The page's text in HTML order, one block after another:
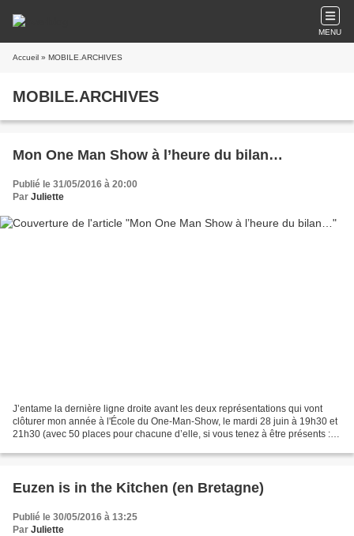
MENU
Accueil » MOBILE.ARCHIVES
MOBILE.ARCHIVES
Mon One Man Show à l’heure du bilan…
Publié le 31/05/2016 à 20:00
Par Juliette
J’entame la dernière ligne droite avant les deux représentations qui vont
clôturer mon année à l'École du One-Man-Show, le mardi 28 juin à 19h30 et
21h30 (avec 50 places pour chacune d’elle, si vous tenez à être présents :
Euzen is in the Kitchen (en Bretagne)
Publié le 30/05/2016 à 13:25
Par Juliette